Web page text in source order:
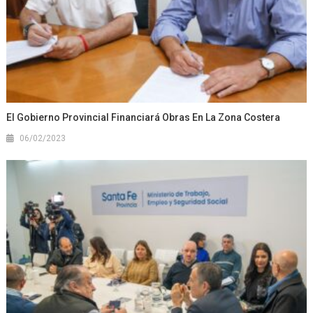
El Gobierno Provincial Financiará Obras En La Zona Costera
06/02/2023